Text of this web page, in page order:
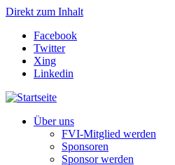
Direkt zum Inhalt
Facebook
Twitter
Xing
Linkedin
Über uns
FVI-Mitglied werden
Sponsoren
Sponsor werden